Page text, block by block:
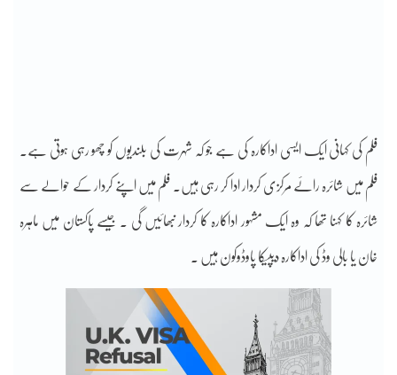
فلم کی کہانی ایک ایسی اداکارہ کی ہے جو کہ شہرت کی بلندیوں کو چھو رہی ہوتی ہے۔
فلم میں شائرہ رائے مرکزی کردار ادا کر رہی ہیں۔ فلم میں اپنے کردار کے حوالے سے
شائرہ کا کہنا تھا کہ وہ ایک مشہور اداکارہ کا کردار نبھائیں گی ۔ جیسے پاکستان میں ماہرہ
خان یا بالی وڈ کی اداکارہ دیپیکا پاوڈوکون ہیں ۔